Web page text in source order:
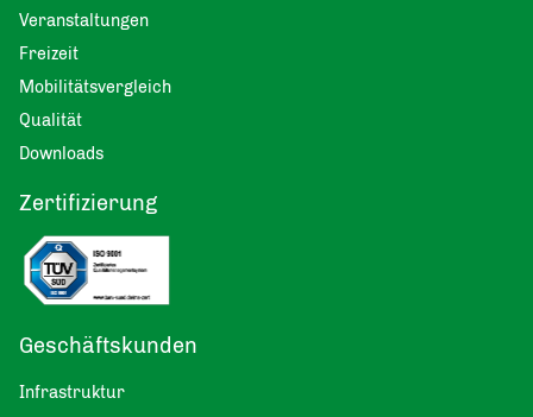
Veranstaltungen
Freizeit
Mobilitätsvergleich
Qualität
Downloads
Zertifizierung
Geschäftskunden
Infrastruktur